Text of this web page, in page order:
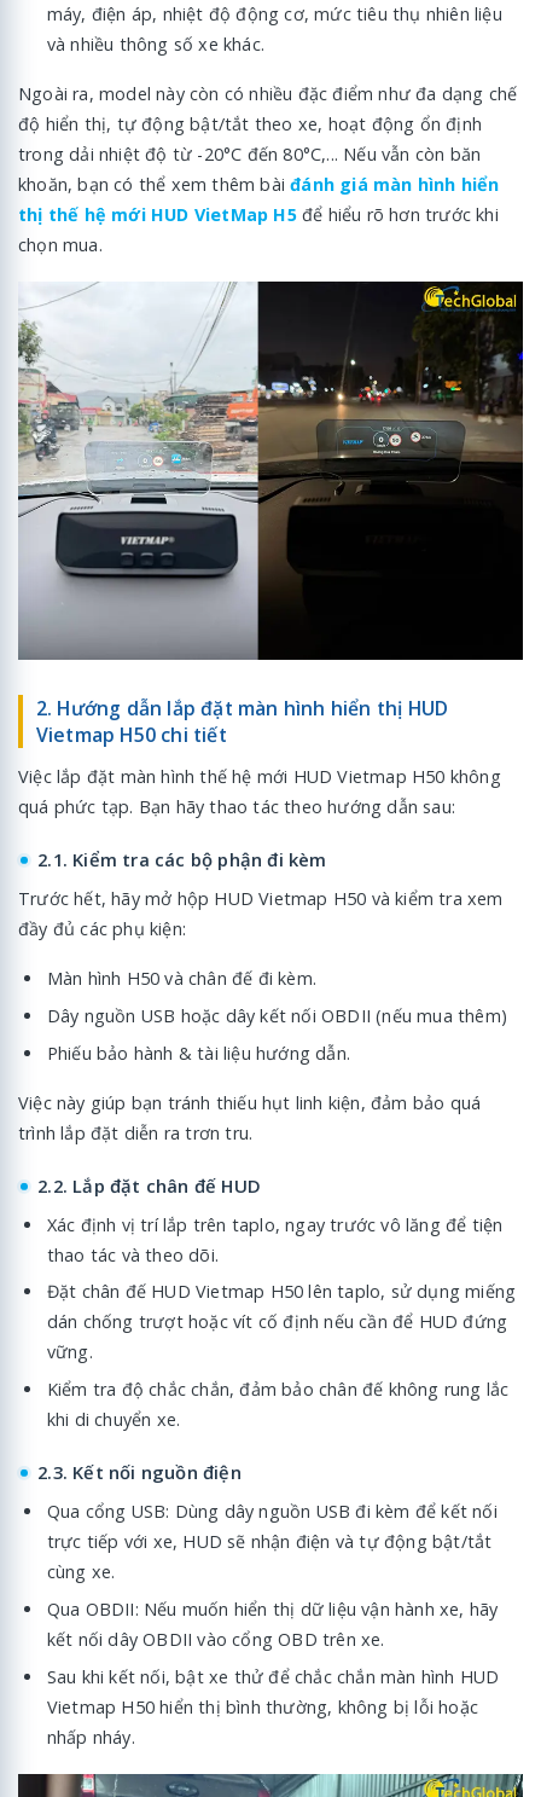
máy, điện áp, nhiệt độ động cơ, mức tiêu thụ nhiên liệu
và nhiều thông số xe khác.
Ngoài ra, model này còn có nhiều đặc điểm như đa dạng chế
độ hiển thị, tự động bật/tắt theo xe, hoạt động ổn định
trong dải nhiệt độ từ -20°C đến 80°C,... Nếu vẫn còn băn
khoăn, bạn có thể xem thêm bàiđánh giá màn hình hiển
thị thế hệ mới HUD VietMap H5để hiểu rõ hơn trước khi
chọn mua.
2. Hướng dẫn lắp đặt màn hình hiển thị HUD
Vietmap H50 chi tiết
Việc lắp đặt màn hình thế hệ mới HUD Vietmap H50 không
quá phức tạp. Bạn hãy thao tác theo hướng dẫn sau:
2.1. Kiểm tra các bộ phận đi kèm
Trước hết, hãy mở hộp HUD Vietmap H50 và kiểm tra xem
đầy đủ các phụ kiện:
Màn hình H50 và chân đế đi kèm.
Dây nguồn USB hoặc dây kết nối OBDII (nếu mua thêm)
Phiếu bảo hành & tài liệu hướng dẫn.
Việc này giúp bạn tránh thiếu hụt linh kiện, đảm bảo quá
trình lắp đặt diễn ra trơn tru.
2.2. Lắp đặt chân đế HUD
Xác định vị trí lắp trên taplo, ngay trước vô lăng để tiện
thao tác và theo dõi.
Đặt chân đế HUD Vietmap H50 lên taplo, sử dụng miếng
dán chống trượt hoặc vít cố định nếu cần để HUD đứng
vững.
Kiểm tra độ chắc chắn, đảm bảo chân đế không rung lắc
khi di chuyển xe.
2.3. Kết nối nguồn điện
Qua cổng USB: Dùng dây nguồn USB đi kèm để kết nối
trực tiếp với xe, HUD sẽ nhận điện và tự động bật/tắt
cùng xe.
Qua OBDII: Nếu muốn hiển thị dữ liệu vận hành xe, hãy
kết nối dây OBDII vào cổng OBD trên xe.
Sau khi kết nối, bật xe thử để chắc chắn màn hình HUD
Vietmap H50 hiển thị bình thường, không bị lỗi hoặc
nhấp nháy.